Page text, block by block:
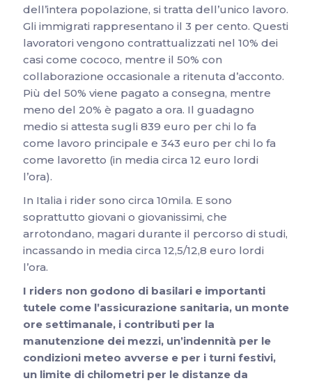
dell’intera popolazione, si tratta dell’unico lavoro.
Gli immigrati rappresentano il 3 per cento. Questi
lavoratori vengono contrattualizzati nel 10% dei
casi come cococo, mentre il 50% con
collaborazione occasionale a ritenuta d’acconto.
Più del 50% viene pagato a consegna, mentre
meno del 20% è pagato a ora. Il guadagno
medio si attesta sugli 839 euro per chi lo fa
come lavoro principale e 343 euro per chi lo fa
come lavoretto (in media circa 12 euro lordi
l’ora).
In Italia i rider sono circa 10mila. E sono
soprattutto giovani o giovanissimi, che
arrotondano, magari durante il percorso di studi,
incassando in media circa 12,5/12,8 euro lordi
l’ora.
I riders non godono di basilari e importanti
tutele come l’assicurazione sanitaria, un monte
ore settimanale, i contributi per la
manutenzione dei mezzi, un’indennità per le
condizioni meteo avverse e per i turni festivi,
un limite di chilometri per le distanze da